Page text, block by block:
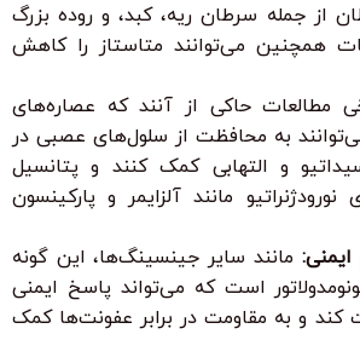
از جمله سرطان ریه، کبد، و روده بزرگ
همچنین می‌توانند متاستاز را کاهش
مطالعات حاکی از آنند که عصاره‌های
به محافظت از سلول‌های عصبی در
و التهابی کمک کنند و پتانسیل
مانند آلزایمر و پارکینسون
مانند سایر جینسینگ‌ها، این گونه
است که می‌تواند پاسخ ایمنی
کند و به مقاومت در برابر عفونت‌ها کمک